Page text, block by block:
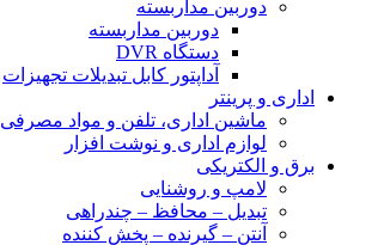
دوربین مداربسته
دوربین مداربسته
دستگاه DVR
آداپتور کابل تبدیلات تجهیزات
اداری و پرینتر
ماشین اداری، تلفن و مواد مصرفی
لوازم اداری و نوشت افزار
برق و الکتریکی
لامپ و روشنایی
تبدیل – محافظ – چندراهی
آنتن – گیرنده – پخش کننده